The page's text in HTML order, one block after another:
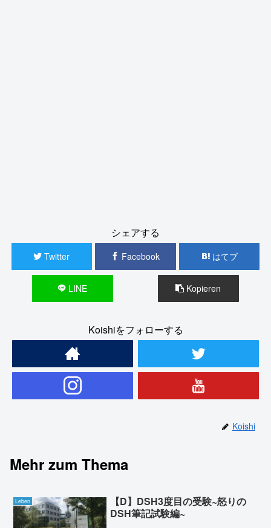
シェアする
Twitter Facebook はてブ
LINE Kopieren
Koishiをフォローする
Koishi
Mehr zum Thema
Leben
【D】DSH3度目の受験~怒りの
DSH筆記試験編~